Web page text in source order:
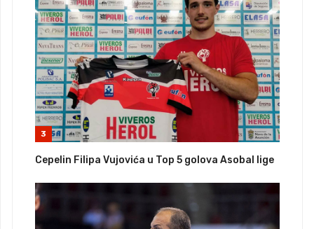
3
Cepelin Filipa Vujovića u Top 5 golova Asobal lige